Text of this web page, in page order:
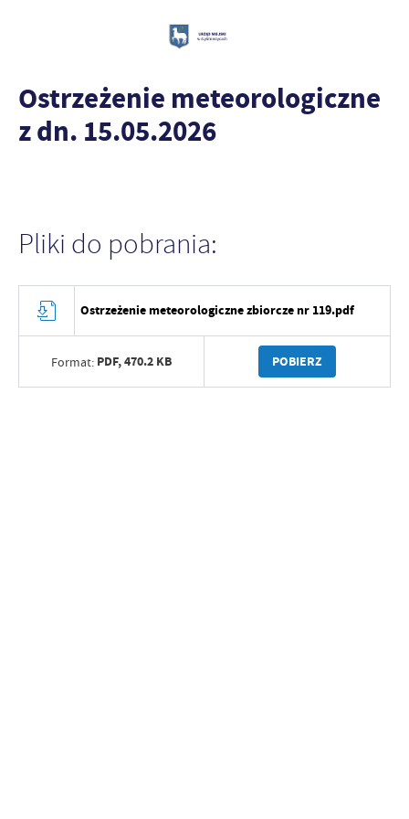
Ostrzeżenie meteorologiczne
z dn. 15.05.2026
Pliki do pobrania:
Ostrzeżenie meteorologiczne zbiorcze nr 119.pdf
Format: PDF,470.2 KB POBIERZ